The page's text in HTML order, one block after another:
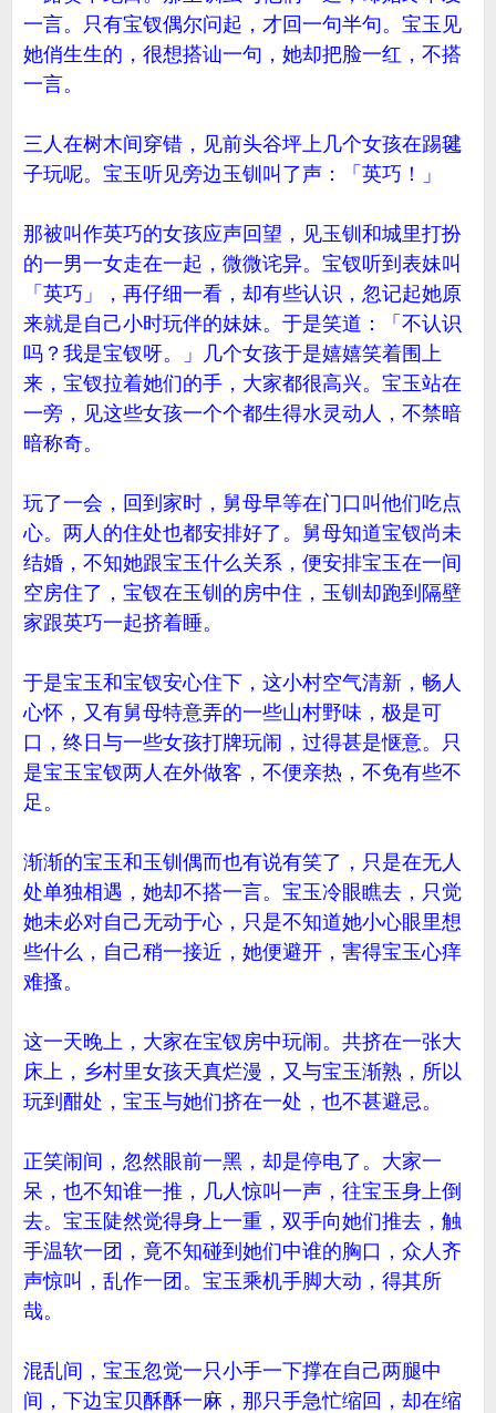
一言。只有宝钗偶尔问起，才回一句半句。宝玉见
她俏生生的，很想搭讪一句，她却把脸一红，不搭
一言。
三人在树木间穿错，见前头谷坪上几个女孩在踢毽
子玩呢。宝玉听见旁边玉钏叫了声：「英巧！」
那被叫作英巧的女孩应声回望，见玉钏和城里打扮
的一男一女走在一起，微微诧异。宝钗听到表妹叫
「英巧」，再仔细一看，却有些认识，忽记起她原
来就是自己小时玩伴的妹妹。于是笑道：「不认识
吗？我是宝钗呀。」几个女孩于是嬉嬉笑着围上
来，宝钗拉着她们的手，大家都很高兴。宝玉站在
一旁，见这些女孩一个个都生得水灵动人，不禁暗
暗称奇。
玩了一会，回到家时，舅母早等在门口叫他们吃点
心。两人的住处也都安排好了。舅母知道宝钗尚未
结婚，不知她跟宝玉什么关系，便安排宝玉在一间
空房住了，宝钗在玉钏的房中住，玉钏却跑到隔壁
家跟英巧一起挤着睡。
于是宝玉和宝钗安心住下，这小村空气清新，畅人
心怀，又有舅母特意弄的一些山村野味，极是可
口，终日与一些女孩打牌玩闹，过得甚是惬意。只
是宝玉宝钗两人在外做客，不便亲热，不免有些不
足。
渐渐的宝玉和玉钏偶而也有说有笑了，只是在无人
处单独相遇，她却不搭一言。宝玉冷眼瞧去，只觉
她未必对自己无动于心，只是不知道她小心眼里想
些什么，自己稍一接近，她便避开，害得宝玉心痒
难搔。
这一天晚上，大家在宝钗房中玩闹。共挤在一张大
床上，乡村里女孩天真烂漫，又与宝玉渐熟，所以
玩到酣处，宝玉与她们挤在一处，也不甚避忌。
正笑闹间，忽然眼前一黑，却是停电了。大家一
呆，也不知谁一推，几人惊叫一声，往宝玉身上倒
去。宝玉陡然觉得身上一重，双手向她们推去，触
手温软一团，竟不知碰到她们中谁的胸口，众人齐
声惊叫，乱作一团。宝玉乘机手脚大动，得其所
哉。
混乱间，宝玉忽觉一只小手一下撑在自己两腿中
间，下边宝贝酥酥一麻，那只手急忙缩回，却在缩